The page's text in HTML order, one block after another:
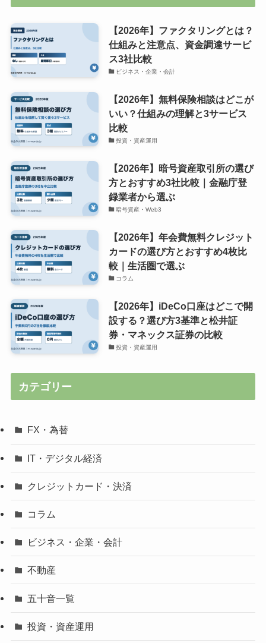
【2026年】ファクタリングとは？
仕組みと注意点、資金調達サービ
ス3社比較
ビジネス・企業・会計
【2026年】無料保険相談はどこが
いい？仕組みの理解と3サービス
比較
投資・資産運用
【2026年】暗号資産取引所の選び
方とおすすめ3社比較｜金融庁登
録業者から選ぶ
暗号資産・Web3
【2026年】年会費無料クレジット
カードの選び方とおすすめ4枚比
較｜生活圏で選ぶ
コラム
【2026年】iDeCo口座はどこで開
設する？選び方3基準と松井証
券・マネックス証券の比較
投資・資産運用
カテゴリー
FX・為替
IT・デジタル経済
クレジットカード・決済
コラム
ビジネス・企業・会計
不動産
五十音一覧
投資・資産運用